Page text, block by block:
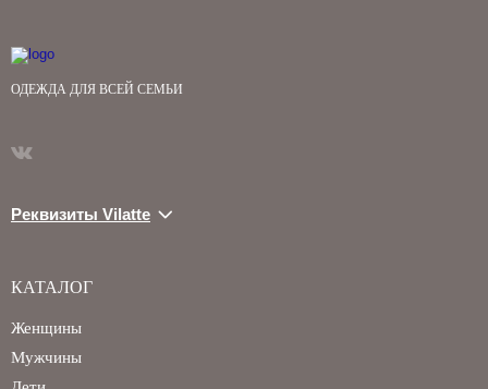
ОДЕЖДА ДЛЯ ВСЕЙ СЕМЬИ
Реквизиты Vilatte
КАТАЛОГ
Женщины
Мужчины